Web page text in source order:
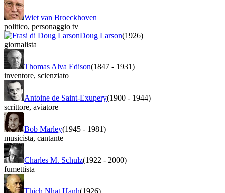
Wiet van Broeckhoven
politico, personaggio tv
Doug Larson(1926)
giornalista
Thomas Alva Edison(1847 - 1931)
inventore, scienziato
Antoine de Saint-Exupery(1900 - 1944)
scrittore, aviatore
Bob Marley(1945 - 1981)
musicista, cantante
Charles M. Schulz(1922 - 2000)
fumettista
Thich Nhat Hanh(1926)